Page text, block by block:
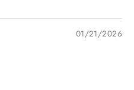
01/21/2026